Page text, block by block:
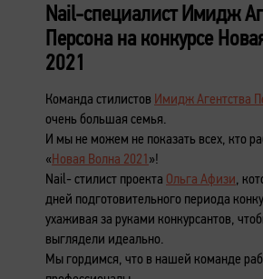
Nail-специалист Имидж
Персона на конкурсе
2021
Команда стилистов Имидж Агентства
очень большая семья.
И мы не можем не показать всех, кто
«Новая Волна 2021»!
Nail- стилист проекта Ольга Афизи ,
дней подготовительного периода
ухаживая за руками конкурсантов,
выглядели идеально.
Мы гордимся, что в нашей команде